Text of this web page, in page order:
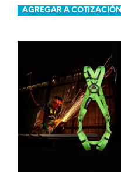
AGREGAR A COTIZACIÓN